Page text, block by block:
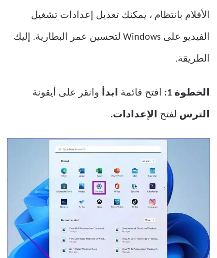
الأفلام بانتظام ، يمكنك تعديل إعدادات تشغيل
الفيديو على Windows لتحسين عمر البطارية. إليك
الطريقة.
الخطوة 1: افتح قائمة ابدأ وانقر على أيقونة
الترس لفتح الإعدادات.